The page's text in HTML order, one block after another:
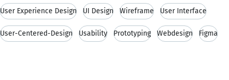
User Experience Design UI Design Wireframe User Interface
User-Centered-Design Usability Prototyping Webdesign Figma